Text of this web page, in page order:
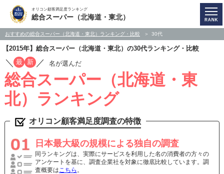
オリコン顧客満足度ランキング
総合スーパー（北海道・東北）
おすすめの総合スーパー（北海道・東北）ランキング・比較 30代
【2015年】総合スーパー（北海道・東北）の30代ランキング・比較
／ 最 新 ／ 名が選んだ
総合スーパー（北海道・東
北）ランキング
オリコン顧客満足度調査の特徴
日本最大級の規模による独自の調査
同ランキングは、実際にサービスを利用した名の消費者の方々の
アンケートを基に、調査企業社を対象に徹底比較しています。調
査概要はこちら 。